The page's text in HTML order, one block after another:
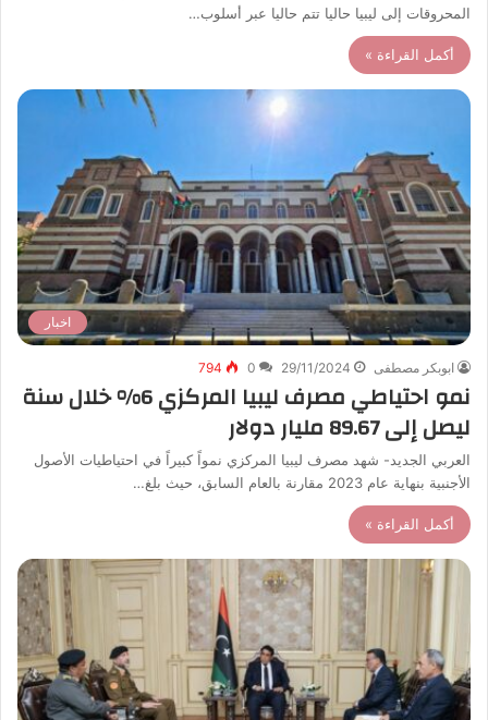
المحروقات إلى ليبيا حاليا تتم حاليا عبر أسلوب…
أكمل القراءة »
اخبار
ابوبكر مصطفى 29/11/2024
0
794
نمو احتياطي مصرف ليبيا المركزي 6% خلال سنة
ليصل إلى 89.67 مليار دولار
العربي الجديد- شهد مصرف ليبيا المركزي نمواً كبيراً في احتياطيات الأصول
الأجنبية بنهاية عام 2023 مقارنة بالعام السابق، حيث بلغ…
أكمل القراءة »